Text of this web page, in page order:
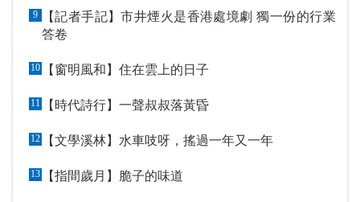
9
【記者手記】市井煙火是香港處境劇 獨一份的行業
答卷
10 【窗明風和】住在雲上的日子
11 【時代詩行】一聲叔叔落黃昏
12 【文學溪林】水車吱呀，搖過一年又一年
13 【指間歲月】脆子的味道